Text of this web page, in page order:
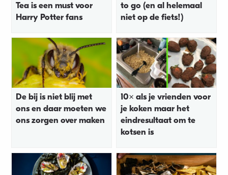
Tea is een must voor
Harry Potter fans
to go (en al helemaal
niet op de fiets!)
De bij is niet blij met
ons en daar moeten we
ons zorgen over maken
10x als je vrienden voor
je koken maar het
eindresultaat om te
kotsen is